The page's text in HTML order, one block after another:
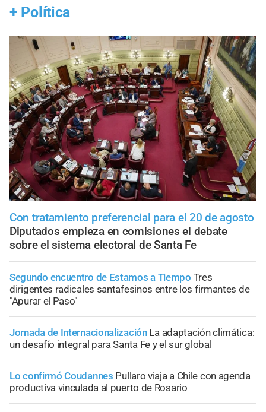
+ Política
Con tratamiento preferencial para el 20 de agosto
Diputados empieza en comisiones el debate
sobre el sistema electoral de Santa Fe
Segundo encuentro de Estamos a Tiempo Tres
dirigentes radicales santafesinos entre los firmantes de
"Apurar el Paso"
Jornada de Internacionalización La adaptación climática:
un desafío integral para Santa Fe y el sur global
Lo confirmó Coudannes Pullaro viaja a Chile con agenda
productiva vinculada al puerto de Rosario